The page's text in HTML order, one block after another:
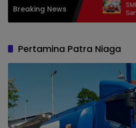
Breaking News
Polda Jatim
Bonek Mania
SMPN 1
Seni dan
Semangat
Pertamina Patra Niaga